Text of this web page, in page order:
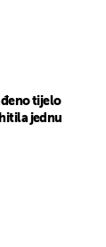
tijelo
jednu